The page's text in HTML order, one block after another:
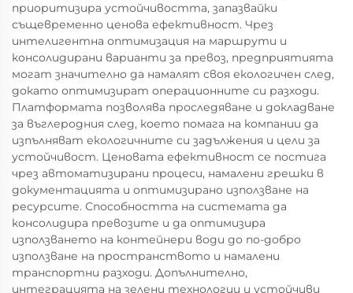
приоритизира устойчивостта, запазвайки
същевременно ценова ефективност. Чрез
интелигентна оптимизация на маршрути и
консолидирани варианти за превоз, предприятията
могат значително да намалят своя екологичен след,
докато оптимизират операционните си разходи.
Платформата позволява проследяване и докладване
за въглеродния след, което помага на компании да
изпълняват екологичните си задължения и цели за
устойчивост. Ценовата ефективност се постига
чрез автоматизирани процеси, намалени грешки в
документацията и оптимизирано използване на
ресурсите. Способността на системата да
консолидира превозите и да оптимизира
използването на контейнери води до по-добро
използване на пространството и намалени
транспортни разходи. Допълнително,
интеграцията на зелени технологии и устойчиви